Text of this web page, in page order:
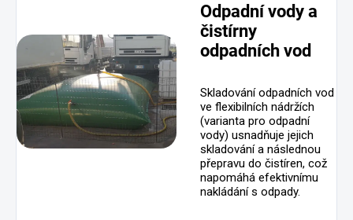
Odpadní vody a
čistírny
odpadních vod
Skladování odpadních vod
ve flexibilních nádržích
(varianta pro odpadní
vody) usnadňuje jejich
skladování a následnou
přepravu do čistíren, což
napomáhá efektivnímu
nakládání s odpady.